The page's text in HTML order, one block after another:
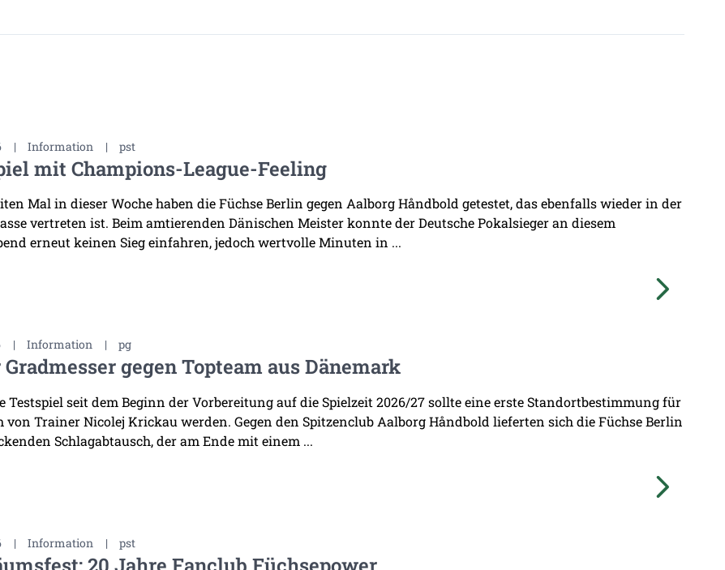
| Information | pst
mit Champions-League-Feeling
Mal in dieser Woche haben die Füchse Berlin gegen Aalborg Håndbold getestet, das ebenfalls wieder in der
vertreten ist. Beim amtierenden Dänischen Meister konnte der Deutsche Pokalsieger an diesem
erneut keinen Sieg einfahren, jedoch wertvolle Minuten in ...
| Information | pg
gegen Topteam aus Dänemark
Testspiel seit dem Beginn der Vorbereitung auf die Spielzeit 2026/27 sollte eine erste Standortbestimmung für
von Trainer Nicolej Krickau werden. Gegen den Spitzenclub Aalborg Håndbold lieferten sich die Füchse Berlin
Schlagabtausch, der am Ende mit einem ...
| Information | pst